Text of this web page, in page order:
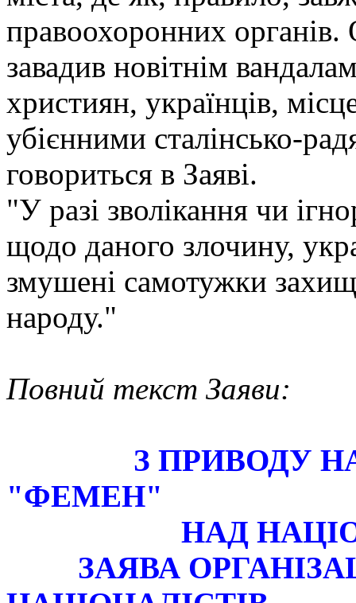
правоохоронних органів.
завадив новітнім
християн, українців,
убієнними сталінсько-
говориться в Заяві.
"У разі зволікання чи
щодо даного злочину,
змушені самотужки
народу."
Повний текст Заяви:
З ПРИВОДУ
"ФЕМЕН"
НАД
ЗАЯВА